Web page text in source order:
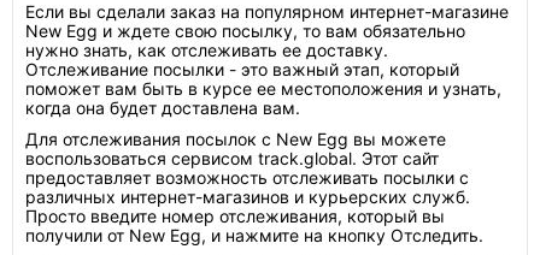
Если вы сделали заказ на популярном интернет-магазине
New Egg и ждете свою посылку, то вам обязательно
нужно знать, как отслеживать ее доставку.
Отслеживание посылки - это важный этап, который
поможет вам быть в курсе ее местоположения и узнать,
когда она будет доставлена вам.
Для отслеживания посылок с New Egg вы можете
воспользоваться сервисом track.global. Этот сайт
предоставляет возможность отслеживать посылки с
различных интернет-магазинов и курьерских служб.
Просто введите номер отслеживания, который вы
получили от New Egg, и нажмите на кнопку Отследить.